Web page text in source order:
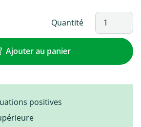
Quantité
Ajouter au panier
positives